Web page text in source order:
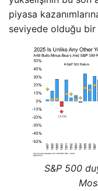
piyasa
seviyede olduğu
S&P 500